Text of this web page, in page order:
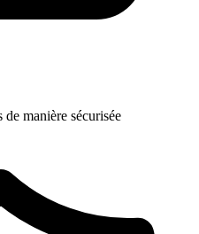
de manière sécurisée